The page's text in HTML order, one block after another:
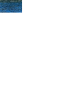
Eğitimi (2024)
sunan 300